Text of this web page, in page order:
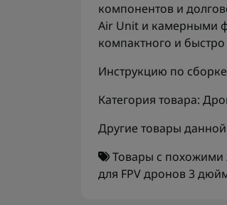
компонентов и
Air Unit и камерными
компактного и
Инструкцию по
Категория товара:
Другие товары данной
Товары с похожими
для FPV дронов 3